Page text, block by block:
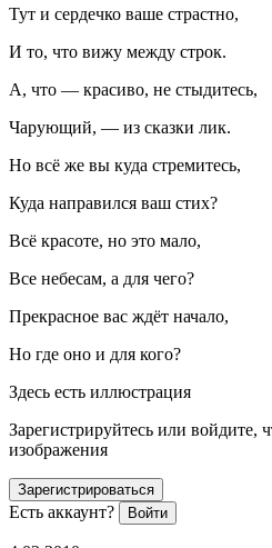
Тут и сердечко ваше страстно,
И то, что вижу между строк.
А, что — красиво, не стыдитесь,
Чарующий, — из сказки лик.
Но всё же вы куда стремитесь,
Куда направился ваш стих?
Всё красоте, но это мало,
Все небесам, а для чего?
Прекрасное вас ждёт начало,
Но где оно и для кого?
Здесь есть иллюстрация
Зарегистрируйтесь или войдите,
изображения
Зарегистрироваться
Есть аккаунт? Войти